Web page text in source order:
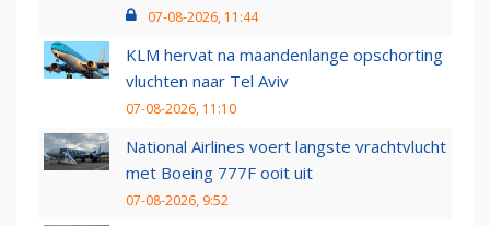
07-08-2026, 11:44
KLM hervat na maandenlange opschorting
vluchten naar Tel Aviv
07-08-2026, 11:10
National Airlines voert langste vrachtvlucht
met Boeing 777F ooit uit
07-08-2026, 9:52